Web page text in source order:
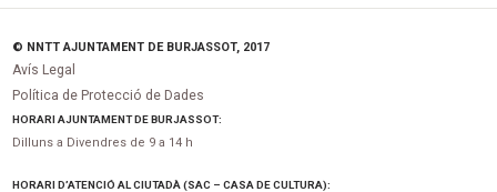
© NNTT AJUNTAMENT DE BURJASSOT, 2017
Avís Legal
Política de Protecció de Dades
HORARI AJUNTAMENT DE BURJASSOT:
Dilluns a Divendres de 9 a 14 h
HORARI D’ATENCIÓ AL CIUTADÀ (SAC – CASA DE CULTURA):